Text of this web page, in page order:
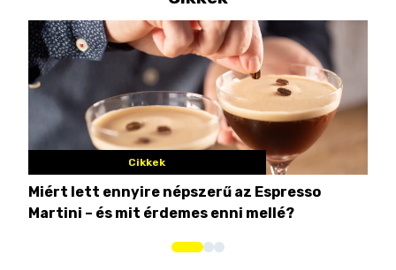
Cikkek
Miért lett ennyire népszerű az Espresso
Martini – és mit érdemes enni mellé?